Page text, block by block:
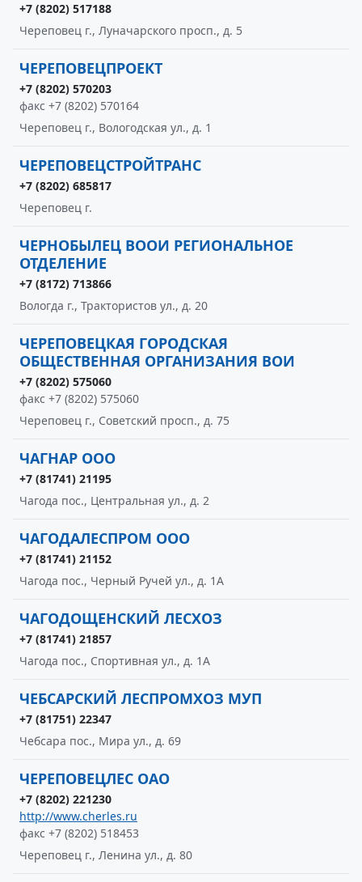
+7 (8202) 517188
Череповец г., Луначарского просп., д. 5
ЧЕРЕПОВЕЦПРОЕКТ
+7 (8202) 570203
факс +7 (8202) 570164
Череповец г., Вологодская ул., д. 1
ЧЕРЕПОВЕЦСТРОЙТРАНС
+7 (8202) 685817
Череповец г.
ЧЕРНОБЫЛЕЦ ВООИ РЕГИОНАЛЬНОЕ
ОТДЕЛЕНИЕ
+7 (8172) 713866
Вологда г., Трактористов ул., д. 20
ЧЕРЕПОВЕЦКАЯ ГОРОДСКАЯ
ОБЩЕСТВЕННАЯ ОРГАНИЗАНИЯ ВОИ
+7 (8202) 575060
факс +7 (8202) 575060
Череповец г., Советский просп., д. 75
ЧАГНАР ООО
+7 (81741) 21195
Чагода пос., Центральная ул., д. 2
ЧАГОДАЛЕСПРОМ ООО
+7 (81741) 21152
Чагода пос., Черный Ручей ул., д. 1А
ЧАГОДОЩЕНСКИЙ ЛЕСХОЗ
+7 (81741) 21857
Чагода пос., Спортивная ул., д. 1А
ЧЕБСАРСКИЙ ЛЕСПРОМХОЗ МУП
+7 (81751) 22347
Чебсара пос., Мира ул., д. 69
ЧЕРЕПОВЕЦЛЕС ОАО
+7 (8202) 221230
http://www.cherles.ru
факс +7 (8202) 518453
Череповец г., Ленина ул., д. 80